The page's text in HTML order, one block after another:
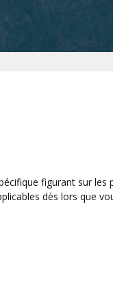
figurant sur les
dès lors que